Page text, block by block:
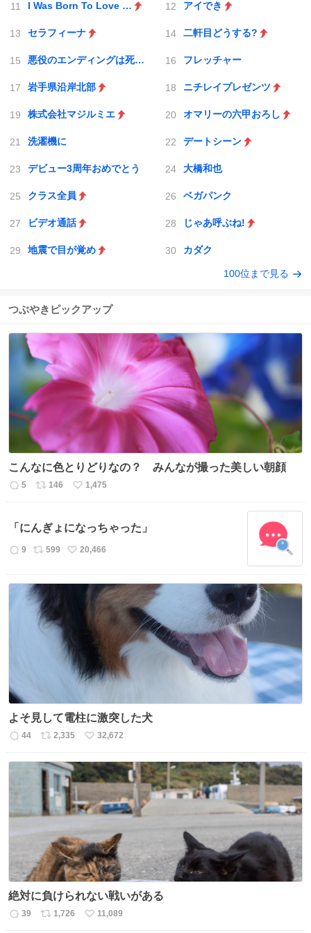
I Was Born To Love You アイでき
セラフィーナ 二軒目どうする?
悪役のエンディングは死のみ フレッチャー
岩手県沿岸北部 ニチレイプレゼンツ
株式会社マジルミエ オマリーの六甲おろし
洗濯機に デートシーン
デビュー3周年おめでとう 大橋和也
クラス全員 ベガパンク
ビデオ通話 じゃあ呼ぶね!
地震で目が覚め カダク
100位まで見る
つぶやきピックアップ
こんなに色とりどりなの？ みんなが撮った美しい朝顔
返
数
5
リ
ス
ト
数
146
い
ね
数
1,475
「にんぎょになっちゃった」
返
数
9
リ
ス
ト
数
599
い
ね
20,466
よそ見して電柱に激突した犬
返
数
44
リ
ス
ト
数
2,335
い
ね
数
32,672
絶対に負けられない戦いがある
返
39
リ
1,726
い
11,089